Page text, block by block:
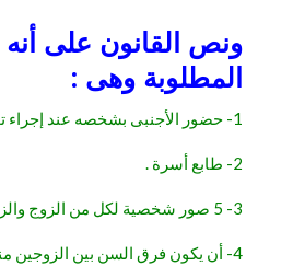
ونص القانون على
المطلوبة وهى :
1- حضور الأجنبى بشخصه عند إجراء توثيق العقد “الزوج والزوجة معا“.
2- طابع أسرة .
3- 5 صور شخصية لكل من الزوج والزوجة وشهادات طبية من مستشفى حكومي.
4- أن يكون فرق السن بين الزوجين مناسبا ويفترض آلا يزيد عن 25 عاما.